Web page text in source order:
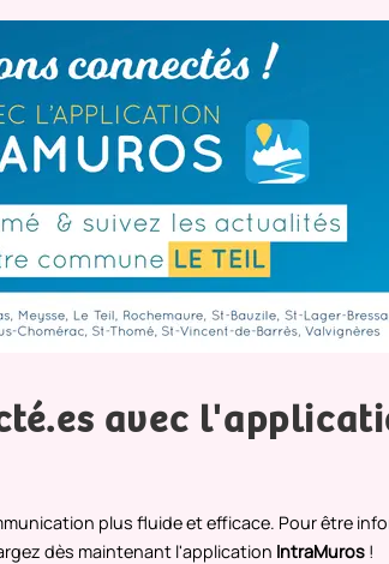
avec
plus fluide et efficace. Pour être
dès maintenant l'application IntraMuros !